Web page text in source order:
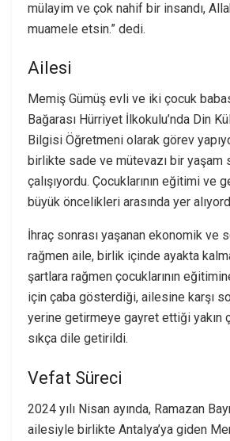
mülayim ve çok nahif bir insandı,
muamele etsin.” dedi.
Ailesi
Memiş Gümüş evli ve iki çocuk
Bağarası Hürriyet İlkokulu’nda Din
Bilgisi Öğretmeni olarak görev
birlikte sade ve mütevazı bir yaşam
çalışıyordu. Çocuklarının eğitimi ve
büyük öncelikleri arasında yer
İhraç sonrası yaşanan ekonomik ve
rağmen aile, birlik içinde ayakta
şartlara rağmen çocuklarının
için çaba gösterdiği, ailesine karşı
yerine getirmeye gayret ettiği yakın
sıkça dile getirildi.
Vefat Süreci
2024 yılı Nisan ayında, Ramazan
ailesiyle birlikte Antalya’ya giden